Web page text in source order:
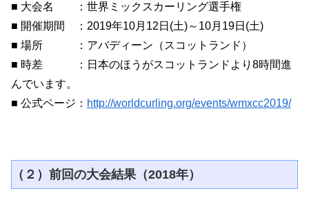
■ 大会名 ：世界ミックスカーリング選手権
■ 開催期間 ：2019年10月12日(土)～10月19日(土)
■ 場所 ：アバディーン（スコットランド）
■ 時差 ：日本のほうがスコットランドより8時間進
んでいます。
■ 公式ページ： http://worldcurling.org/events/wmxcc2019/
（２）前回の大会結果（2018年）